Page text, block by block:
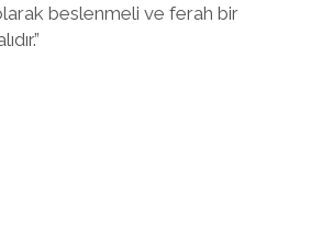
beslenmeli ve ferah bir